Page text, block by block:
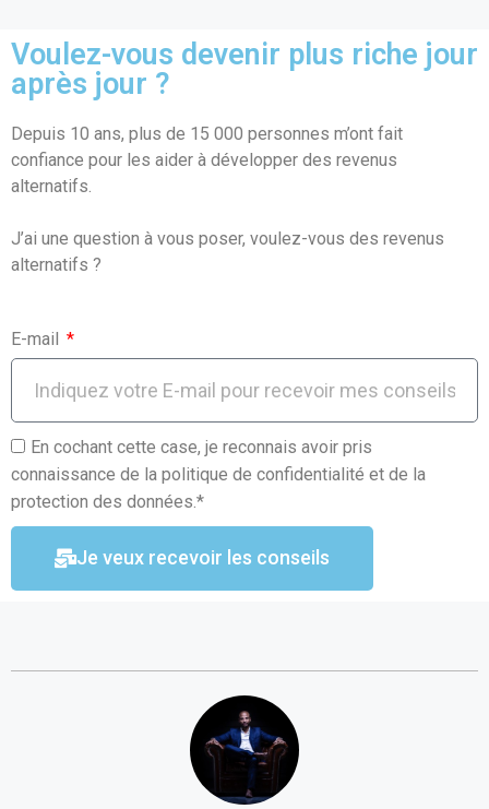
ce
b
o
o
k
ail at
s
A
p
ta
er
Voulez-vous devenir plus riche jour
après jour ?
Depuis 10 ans, plus de 15 000 personnes m’ont fait
confiance pour les aider à développer des revenus
alternatifs.
J’ai une question à vous poser, voulez-vous des revenus
alternatifs ?
E-mail
En cochant cette case, je reconnais avoir pris
connaissance de la politique de confidentialité et de la
protection des données.*
Je veux recevoir les conseils